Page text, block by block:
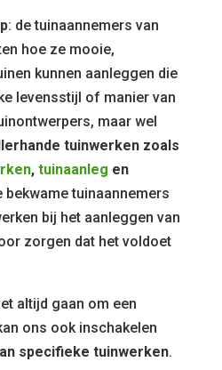
: de tuinaannemers van
hoe ze mooie,
kunnen aanleggen die
levensstijl of manier van
maar wel
tuinwerken zoals
, tuinaanleg en
bekwame tuinaannemers
bij het aanleggen van
zorgen dat het voldoet
altijd gaan om een
ons ook inschakelen
specifieke tuinwerken.